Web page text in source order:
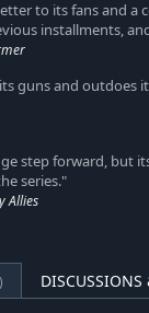
to its fans and
installments,
guns and outdoes
step forward, but
series."
Allies
DISCUSSIONS